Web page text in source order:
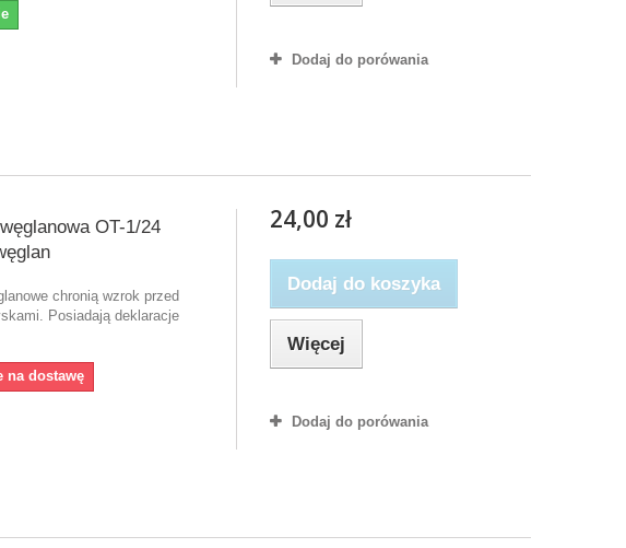
Dodaj do porówania
OT-1/24
chronią wzrok przed
Posiadają deklaracje
na dostawę
24,00 zł
Dodaj do koszyka
Więcej
Dodaj do porówania